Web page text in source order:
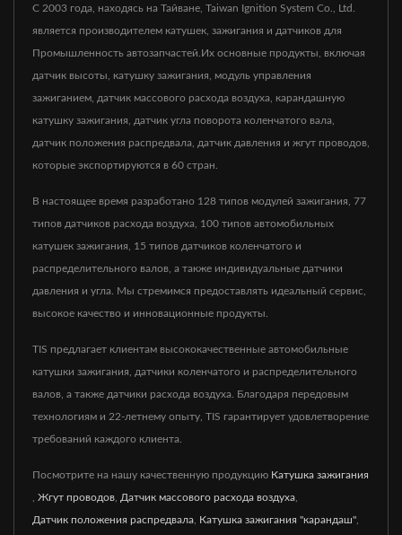
С 2003 года, находясь на Тайване, Taiwan Ignition System Co., Ltd.
является производителем катушек, зажигания и датчиков для
Промышленность автозапчастей.Их основные продукты, включая
датчик высоты, катушку зажигания, модуль управления
зажиганием, датчик массового расхода воздуха, карандашную
катушку зажигания, датчик угла поворота коленчатого вала,
датчик положения распредвала, датчик давления и жгут проводов,
которые экспортируются в 60 стран.
В настоящее время разработано 128 типов модулей зажигания, 77
типов датчиков расхода воздуха, 100 типов автомобильных
катушек зажигания, 15 типов датчиков коленчатого и
распределительного валов, а также индивидуальные датчики
давления и угла. Мы стремимся предоставлять идеальный сервис,
высокое качество и инновационные продукты.
TIS предлагает клиентам высококачественные автомобильные
катушки зажигания, датчики коленчатого и распределительного
валов, а также датчики расхода воздуха. Благодаря передовым
технологиям и 22-летнему опыту, TIS гарантирует удовлетворение
требований каждого клиента.
Посмотрите на нашу качественную продукцию Катушка зажигания
Жгут проводов Датчик массового расхода воздуха
Датчик положения распредвала Катушка зажигания "карандаш"